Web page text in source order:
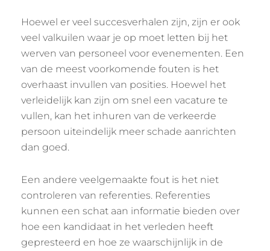
Hoewel er veel succesverhalen zijn, zijn er ook
veel valkuilen waar je op moet letten bij het
werven van personeel voor evenementen. Een
van de meest voorkomende fouten is het
overhaast invullen van posities. Hoewel het
verleidelijk kan zijn om snel een vacature te
vullen, kan het inhuren van de verkeerde
persoon uiteindelijk meer schade aanrichten
dan goed.
Een andere veelgemaakte fout is het niet
controleren van referenties. Referenties
kunnen een schat aan informatie bieden over
hoe een kandidaat in het verleden heeft
gepresteerd en hoe ze waarschijnlijk in de